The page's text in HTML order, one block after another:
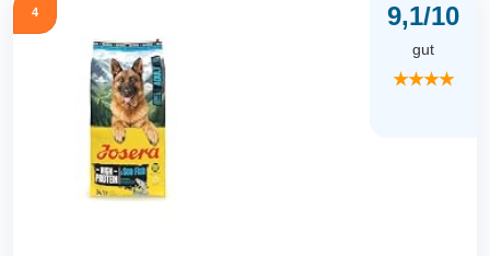
4 9,1/10
gut
★★★★